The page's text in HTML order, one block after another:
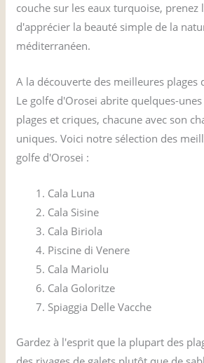
couche sur les eaux turquoise, prenez
d'apprécier la beauté simple de la
méditerranéen.
A la découverte des meilleures plages
Le golfe d'Orosei abrite quelques-
plages et criques, chacune avec son
uniques. Voici notre sélection des
golfe d'Orosei :
Cala Luna
Cala Sisine
Cala Biriola
Piscine di Venere
Cala Mariolu
Cala Goloritze
Spiaggia Delle Vacche
Gardez à l'esprit que la plupart des